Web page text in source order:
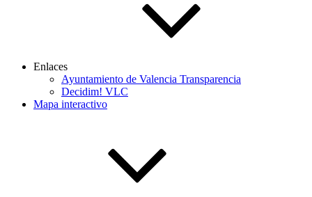
Enlaces
Ayuntamiento de Valencia Transparencia
Decidim! VLC
Mapa interactivo